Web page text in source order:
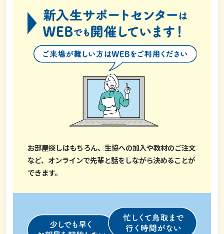
お部屋探しはもちろん、生協への加入や教材のご注文
など、オンラインで先輩と話をしながら決めることが
できます。